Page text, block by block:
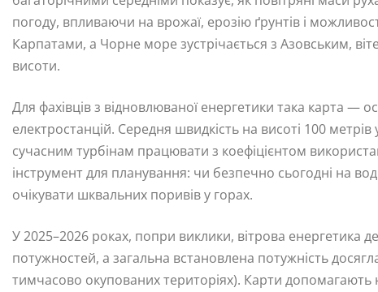
погоду, впливаючи на врожаї, ерозію ґрунтів і
Карпатами, а Чорне море зустрічається з Азовським,
висоти.
Для фахівців з відновлюваної енергетики така карта —
електростанцій. Середня швидкість на висоті 100
сучасним турбінам працювати з коефіцієнтом
інструмент для планування: чи безпечно сьогодні на
очікувати шквальних поривів у горах.
У 2025–2026 роках, попри виклики, вітрова енергетика
потужностей, а загальна встановлена потужність
тимчасово окупованих територіях). Карти